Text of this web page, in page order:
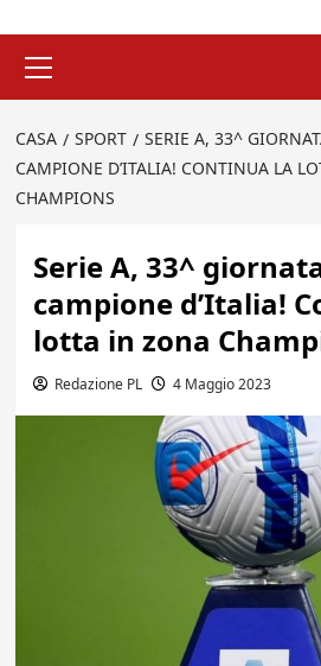
principale
CASA SPORT
SERIE A, 33^
CAMPIONE D’ITALIA! CONTINUA LA
CHAMPIONS
Serie A, 33^
campione d’Italia!
lotta in zona
Redazione PL 4 Maggio 2023